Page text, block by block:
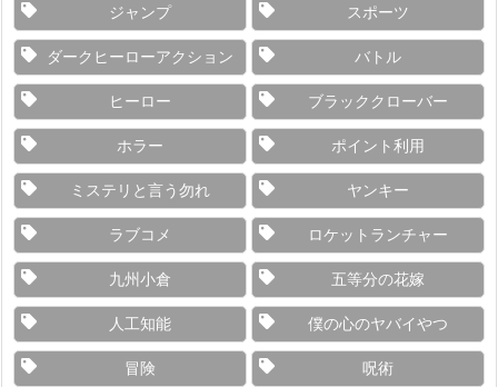
ジャンプ スポーツ
ダークヒーローアクション バトル
ヒーロー ブラッククローバー
ホラー ポイント利用
ミステリと言う勿れ ヤンキー
ラブコメ ロケットランチャー
九州小倉 五等分の花嫁
人工知能 僕の心のヤバイやつ
冒険 呪術